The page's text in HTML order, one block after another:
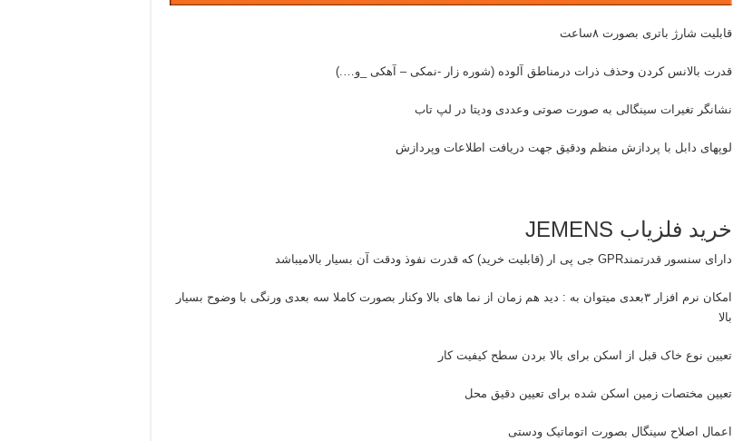
قابلیت شارژ باتری بصورت ۸ساعت
قدرت بالانس کردن وحذف ذرات درمناطق آلوده (شوره زار -نمکی – آهکی _و….)
نشانگر تغیرات سینگالی به صورت صوتی وعددی ودیتا در لپ تاب
لوپهای دابل با پردازش منظم ودقیق جهت دریافت اطلاعات وپردازش
خرید فلزیاب JEMENS
دارای سنسور قدرتمندGPR جی پی ار (قابلیت خرید) که قدرت نفوذ ودقت آن بسیار بالامیباشد
امکان نرم افزار ۳بعدی میتوان به : دید هم زمان از نما های بالا وکنار بصورت کاملا سه بعدی ورنگی با وضوح بسیار
بالا
تعیین نوع خاک قبل از اسکن برای بالا بردن سطح کیفیت کار
تعیین مختصات زمین اسکن شده برای تعیین دقیق محل
اعمال اصلاح سینگال بصورت اتوماتیک ودستی